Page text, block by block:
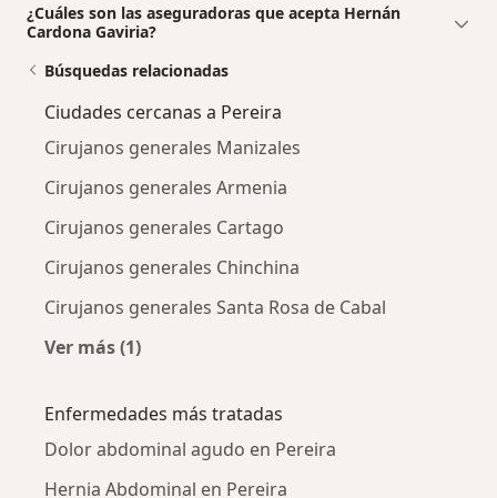
¿Cuáles son las aseguradoras que acepta Hernán
Cardona Gaviria?
Búsquedas relacionadas
Ciudades cercanas a Pereira
Cirujanos generales Manizales
Cirujanos generales Armenia
Cirujanos generales Cartago
Cirujanos generales Chinchina
Cirujanos generales Santa Rosa de Cabal
Ver más (1)
Enfermedades más tratadas
Dolor abdominal agudo en Pereira
Hernia Abdominal en Pereira